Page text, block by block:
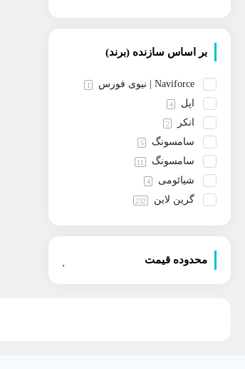
مد و پوشاک 1
هندزفری و هدفون 44
بر اساس سازنده (برند)
Naviforce | نیوی فورس 1
اپل 4
انکر 2
سامسونگ 5
سامسونگ 11
شیائومی 4
گرین لاین 232
محدوده قیمت